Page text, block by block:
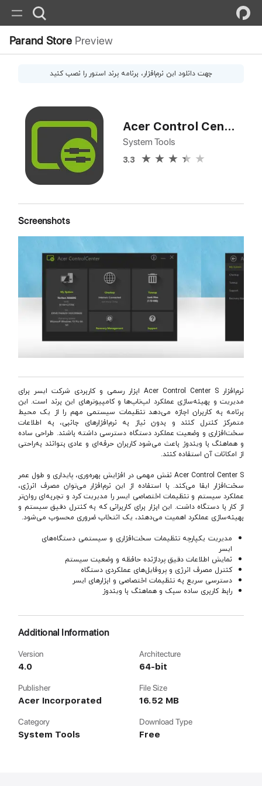
Parand Store Preview
جهت دانلود این نرم‌افزار، برنامه پرند استور را نصب کنید
Acer Control Center S
System Tools
3.3
Screenshots
نرم‌افزار Acer Control Center S ابزار رسمی و کاربردی شرکت ایسر برای
مدیریت و بهینه‌سازی عملکرد لپ‌تاپ‌ها و کامپیوترهای این برند است. این
برنامه به کاربران اجازه می‌دهد تنظیمات سیستمی مهم را از یک محیط
متمرکز کنترل کنند و بدون نیاز به نرم‌افزارهای جانبی، به اطلاعات
سخت‌افزاری و وضعیت عملکرد دستگاه دسترسی داشته باشند. طراحی ساده
و هماهنگ با ویندوز باعث می‌شود کاربران حرفه‌ای و عادی بتوانند به‌راحتی
از امکانات آن استفاده کنند.
Acer Control Center S نقش مهمی در افزایش بهره‌وری، پایداری و طول عمر
سخت‌افزار ایفا می‌کند. با استفاده از این نرم‌افزار می‌توان مصرف انرژی،
عملکرد سیستم و تنظیمات اختصاصی ایسر را مدیریت کرد و تجربه‌ای روان‌تر
از کار با دستگاه داشت. این ابزار برای کاربرانی که به کنترل دقیق سیستم و
بهینه‌سازی عملکرد اهمیت می‌دهند، یک انتخاب ضروری محسوب می‌شود.
مدیریت یکپارچه تنظیمات سخت‌افزاری و سیستمی دستگاه‌های
ایسر
نمایش اطلاعات دقیق پردازنده حافظه و وضعیت سیستم
کنترل مصرف انرژی و پروفایل‌های عملکردی دستگاه
دسترسی سریع به تنظیمات اختصاصی و ابزارهای ایسر
رابط کاربری ساده سبک و هماهنگ با ویندوز
Additional Information
Version
4.0
Architecture
64-bit
Publisher
Acer Incorporated
File Size
16.52 MB
Category
System Tools
Download Type
Free